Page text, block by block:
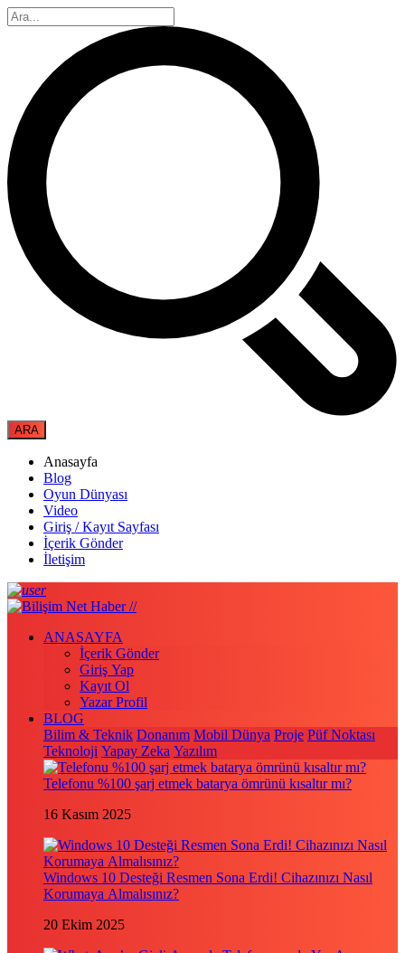
Anasayfa
Blog
Oyun Dünyası
Video
Giriş / Kayıt Sayfası
İçerik Gönder
İletişim
ANASAYFA
İçerik Gönder
Giriş Yap
Kayıt Ol
Yazar Profil
BLOG
Bilim & Teknik Donanım Mobil Dünya Proje Püf Noktası
Teknoloji Yapay Zeka Yazılım
Telefonu %100 şarj etmek batarya ömrünü kısaltır mı?
16 Kasım 2025
Windows 10 Desteği Resmen Sona Erdi! Cihazınızı Nasıl
Korumaya Almalısınız?
20 Ekim 2025